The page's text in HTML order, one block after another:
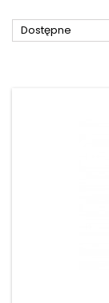
Dostępne